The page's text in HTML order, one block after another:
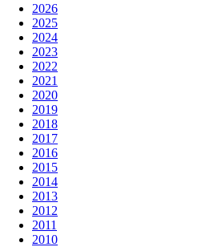
2026
2025
2024
2023
2022
2021
2020
2019
2018
2017
2016
2015
2014
2013
2012
2011
2010